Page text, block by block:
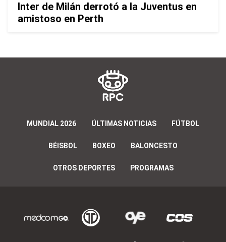
Inter de Milán derrotó a la Juventus en
amistoso en Perth
MUNDIAL 2026 ÚLTIMAS NOTICIAS FÚTBOL
BÉISBOL BOXEO BALONCESTO
OTROS DEPORTES PROGRAMAS